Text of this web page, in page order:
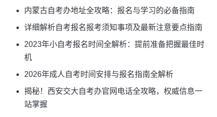
内蒙古自考办地址全攻略：报名与学习的必备指南
详细解析自考报名报考须知事项及最新注意要点指南
2023年小自考报名时间全解析：提前准备把握最佳时
机
2026年成人自考时间安排与报名指南全解析
揭秘！西安交大自考办官网电话全攻略，权威信息一
站掌握